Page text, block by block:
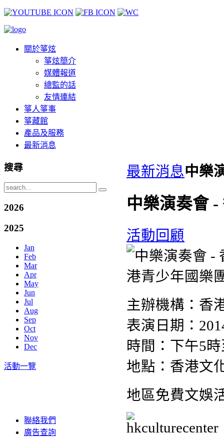
關於箏炫
箏炫簡介
媒體報道
總監的話
友情連結
箏人箏事
箏藏館
產品及服務
最新消息
最新消息中樂
中樂演奏會
活動回顧
主辦機構：香
表演日期：
時間：下午5
地點：香港文
地區免費文娛
搜尋
2026
2025
Jan
Feb
Mar
Apr
May
Jun
Jul
Aug
Sep
Oct
Nov
Dec
活動一覽
聯絡我們
廣告查詢